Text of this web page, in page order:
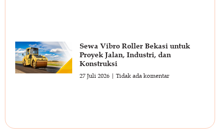
Sewa Vibro Roller Bekasi untuk
Proyek Jalan, Industri, dan
Konstruksi
27 Juli 2026 Tidak ada komentar